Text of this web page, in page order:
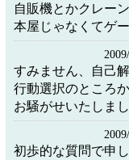
自販機とかクレー
本屋じゃなくてゲ
すみません、自己
行動選択のところ
お騒がせいたしま
初歩的な質問で申